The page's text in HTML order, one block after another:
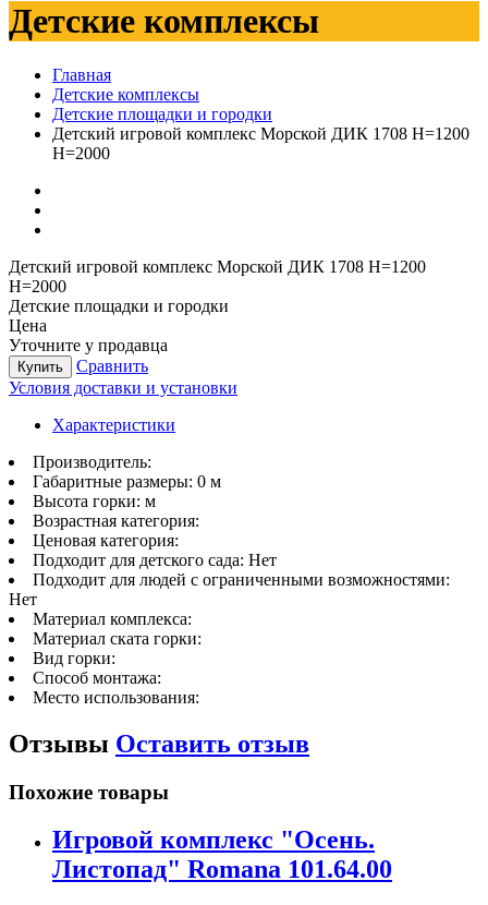
Детские комплексы
Главная
Детские комплексы
Детские площадки и городки
Детский игровой комплекс Морской ДИК 1708 H=1200
H=2000
Детский игровой комплекс Морской ДИК 1708 H=1200
H=2000
Детские площадки и городки
Цена
Уточните у продавца
Купить
Сравнить
Условия доставки и установки
Характеристики
Производитель:
Габаритные размеры: 0 м
Высота горки: м
Возрастная категория:
Ценовая категория:
Подходит для детского сада: Нет
Подходит для людей с ограниченными возможностями:
Нет
Материал комплекса:
Материал ската горки:
Вид горки:
Способ монтажа:
Место использования:
Отзывы Оставить отзыв
Похожие товары
Игровой комплекс "Осень.
Листопад" Romana 101.64.00